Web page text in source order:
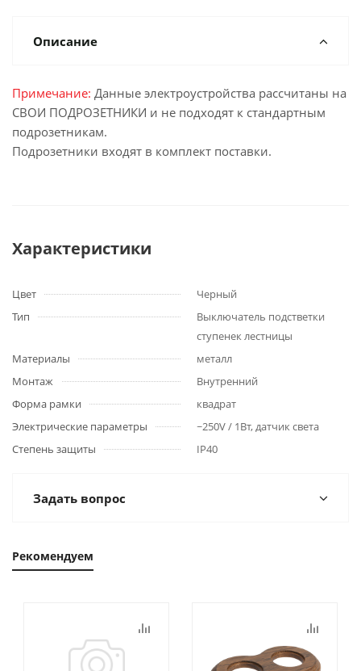
Описание
Примечание: Данные электроустройства рассчитаны на
СВОИ ПОДРОЗЕТНИКИ и не подходят к стандартным
подрозетникам.
Подрозетники входят в комплект поставки.
Характеристики
Цвет
Черный
Тип
Выключатель подстветки
ступенек лестницы
Материалы
металл
Монтаж
Внутренний
Форма рамки
квадрат
Электрические параметры
~250V / 1Вт, датчик света
Степень защиты
IP40
Задать вопрос
Рекомендуем